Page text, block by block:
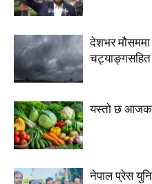
देशभर मौसममा
चट्याङ्गसहित
यस्तो छ
नेपाल प्रेस